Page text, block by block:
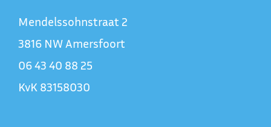
Mendelssohnstraat 2
3816 NW Amersfoort
06 43 40 88 25
KvK 83158030